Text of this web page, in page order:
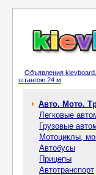
Объявления
штангою 24 м
Авто. Мото.
Легковые
Грузовые
Мотоциклы,
Автобусы
Прицепы
Автотранспорт